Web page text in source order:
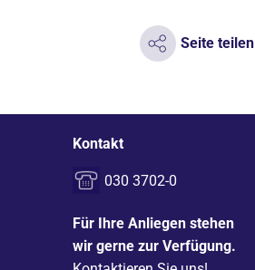
Seite teilen
Kontakt
030 3702-0
Für Ihre Anliegen stehen
wir gerne zur Verfügung.